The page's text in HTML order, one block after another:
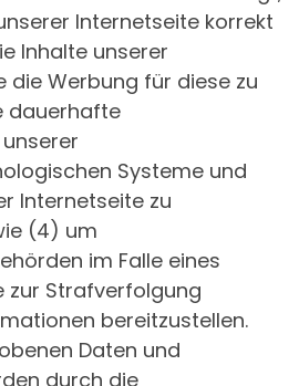
Internetseite korrekt
Inhalte unserer
die Werbung für diese zu
dauerhafte
Systeme und
Internetseite zu
(4) um
im Falle eines
zur Strafverfolgung
bereitzustellen.
Daten und
durch die